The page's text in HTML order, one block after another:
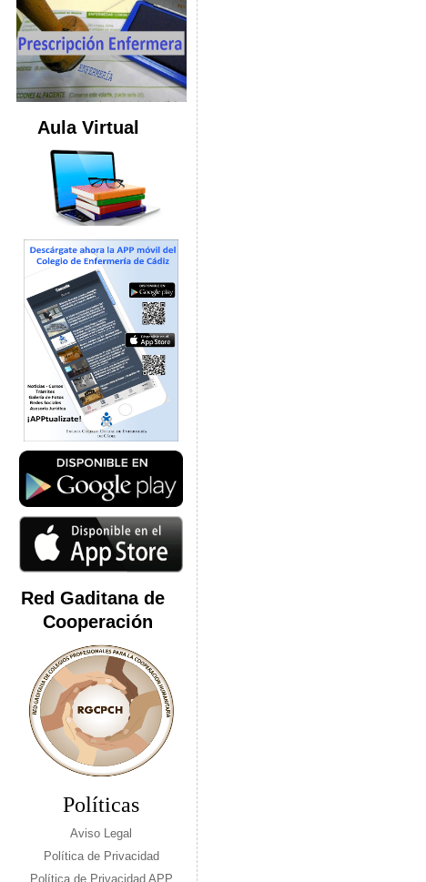
Aula Virtual
Red Gaditana de
Cooperación
Políticas
Aviso Legal
Política de Privacidad
Política de Privacidad APP